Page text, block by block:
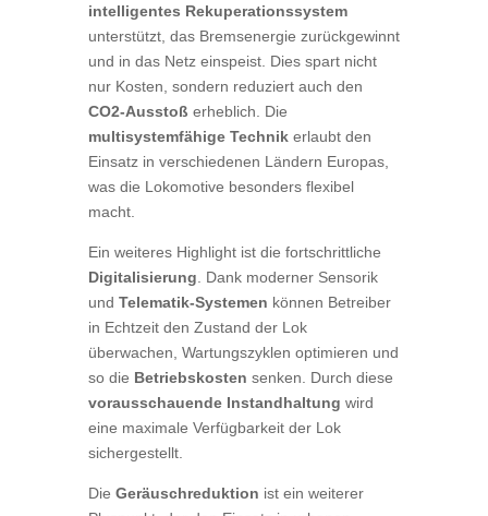
intelligentes Rekuperationssystem
unterstützt, das Bremsenergie zurückgewinnt
und in das Netz einspeist. Dies spart nicht
nur Kosten, sondern reduziert auch den
CO2-Ausstoß erheblich. Die
multisystemfähige Technikerlaubt den
Einsatz in verschiedenen Ländern Europas,
was die Lokomotive besonders flexibel
macht.
Ein weiteres Highlight ist die fortschrittliche
Digitalisierung . Dank moderner Sensorik
und Telematik-Systemen können Betreiber
in Echtzeit den Zustand der Lok
überwachen, Wartungszyklen optimieren und
so die Betriebskosten senken. Durch diese
vorausschauende Instandhaltung wird
eine maximale Verfügbarkeit der Lok
sichergestellt.
Die Geräuschreduktion ist ein weiterer